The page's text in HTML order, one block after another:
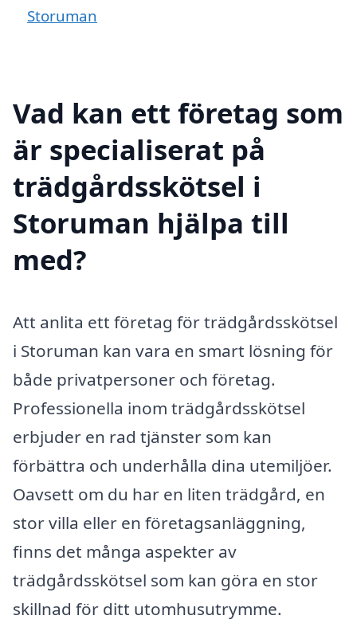
Storuman
Vad kan ett företag som
är specialiserat på
trädgårdsskötsel i
Storuman hjälpa till
med?
Att anlita ett företag för trädgårdsskötsel
i Storuman kan vara en smart lösning för
både privatpersoner och företag.
Professionella inom trädgårdsskötsel
erbjuder en rad tjänster som kan
förbättra och underhålla dina utemiljöer.
Oavsett om du har en liten trädgård, en
stor villa eller en företagsanläggning,
finns det många aspekter av
trädgårdsskötsel som kan göra en stor
skillnad för ditt utomhusutrymme.